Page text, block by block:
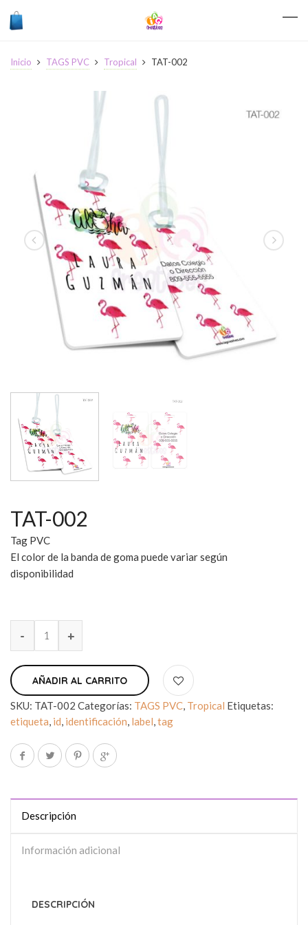
Inicio TAGS PVC Tropical TAT-002
TAT-002
Tag PVC
El color de la banda de goma puede variar según
disponibilidad
AÑADIR AL CARRITO
SKU: TAT-002 Categorías: TAGS PVC, Tropical Etiquetas:
etiqueta, id, identificación, label,tag
Descripción
Información adicional
DESCRIPCIÓN